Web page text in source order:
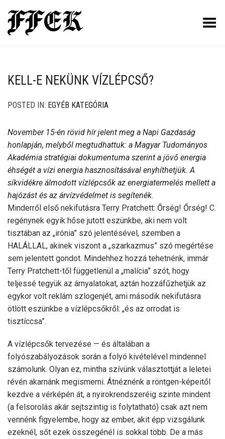
Toggle Menu
KELL-E NEKÜNK VÍZLÉPCSŐ?
POSTED IN: EGYÉB KATEGÓRIA
November 15-én rövid hír jelent meg a Napi Gazdaság
honlapján, melyből megtudhattuk: a Magyar Tudományos
Akadémia stratégiai dokumentuma szerint a jövő energia
éhségét a vízi energia hasznosításával enyhíthetjük. A
síkvidékre álmodott vízlépcsők az energiatermelés mellett a
hajózást és az árvízvédelmet is segítenék.
Minderről első nekifutásra Terry Pratchett: Őrség! Őrség! C.
regénynek egyik hőse jutott eszünkbe, aki nem volt
tisztában az „irónia” szó jelentésével, szemben a
HALÁLLAL, akinek viszont a „szarkazmus” szó megértése
sem jelentett gondot. Mindehhez hozzá tehetnénk, immár
Terry Pratchett-től függetlenül a „malícia” szót, hogy
teljessé tegyük az árnyalatokat, aztán hozzáfűzhetjük az
egykor volt reklám szlogenjét, ami második nekifutásra
ötlött eszünkbe a vízlépcsőkről: „és az orrodat is
tisztíccsa”.
A vízlépcsők tervezése — és általában a
folyószabályozások során a folyó kivételével mindennel
számolunk. Olyan ez, mintha szívünk választottját a leletei
révén akarnánk megismerni. Átnéznénk a röntgen-képeitől
kezdve a vérképén át, a nyirokrendszeréig szinte mindent
(a felsorolás akár sejtszintig is folytatható) csak azt nem
vennénk figyelembe, hogy az ember, akit épp vizsgálunk
ezeknél, sőt ezek összegénél is sokkal több. De a más